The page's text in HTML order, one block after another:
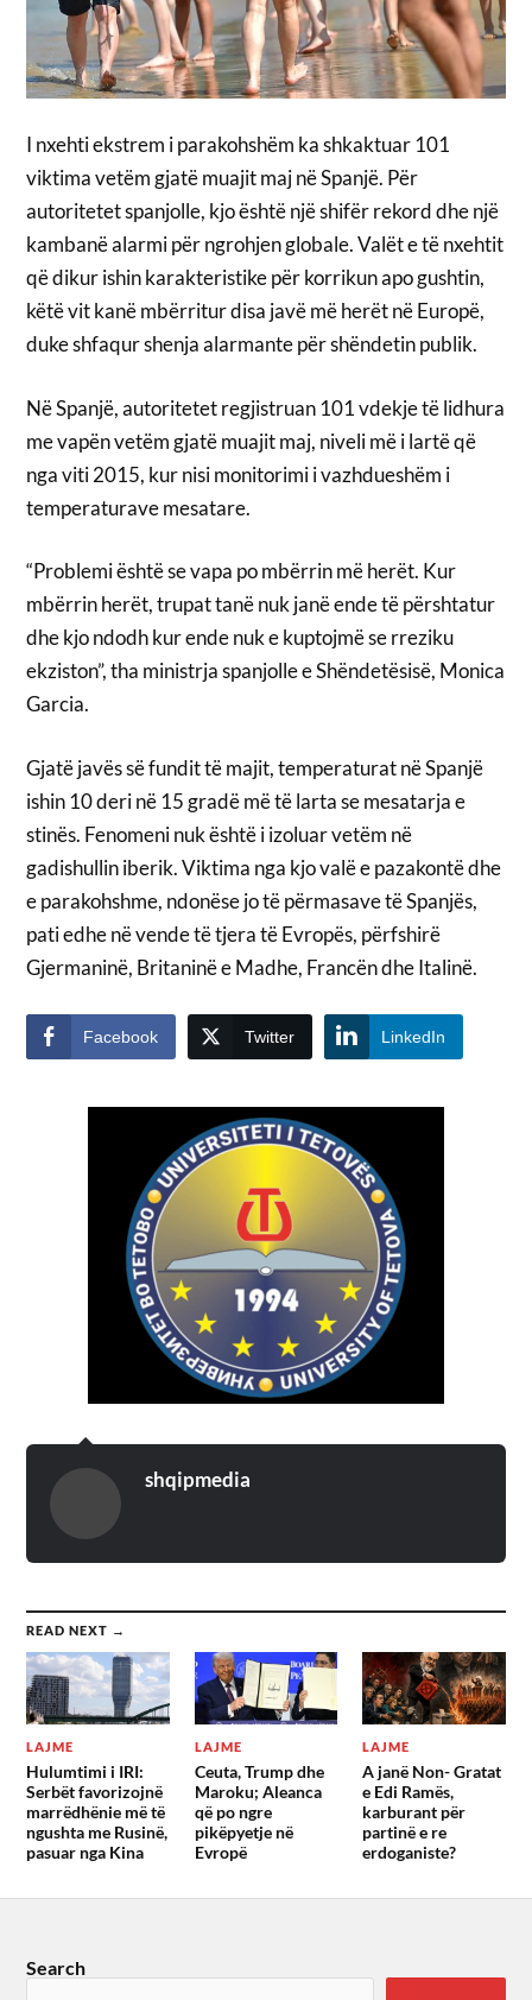
I nxehti ekstrem i parakohshëm ka shkaktuar 101
viktima vetëm gjatë muajit maj në Spanjë. Për
autoritetet spanjolle, kjo është një shifër rekord dhe një
kambanë alarmi për ngrohjen globale. Valët e të nxehtit
që dikur ishin karakteristike për korrikun apo gushtin,
këtë vit kanë mbërritur disa javë më herët në Europë,
duke shfaqur shenja alarmante për shëndetin publik.
Në Spanjë, autoritetet regjistruan 101 vdekje të lidhura
me vapën vetëm gjatë muajit maj, niveli më i lartë që
nga viti 2015, kur nisi monitorimi i vazhdueshëm i
temperaturave mesatare.
“Problemi është se vapa po mbërrin më herët. Kur
mbërrin herët, trupat tanë nuk janë ende të përshtatur
dhe kjo ndodh kur ende nuk e kuptojmë se rreziku
ekziston”, tha ministrja spanjolle e Shëndetësisë, Monica
Garcia.
Gjatë javës së fundit të majit, temperaturat në Spanjë
ishin 10 deri në 15 gradë më të larta se mesatarja e
stinës. Fenomeni nuk është i izoluar vetëm në
gadishullin iberik. Viktima nga kjo valë e pazakontë dhe
e parakohshme, ndonëse jo të përmasave të Spanjës,
pati edhe në vende të tjera të Evropës, përfshirë
Gjermaninë, Britaninë e Madhe, Francën dhe Italinë.
Facebook Twitter LinkedIn
shqipmedia
READ NEXT →
LAJME
Hulumtimi i IRI:
Serbët favorizojnë
marrëdhënie më të
ngushta me Rusinë,
pasuar nga Kina
LAJME
Ceuta, Trump dhe
Maroku; Aleanca
që po ngre
pikëpyetje në
Evropë
LAJME
A janë Non- Gratat
e Edi Ramës,
karburant për
partinë e re
erdoganiste?
Search